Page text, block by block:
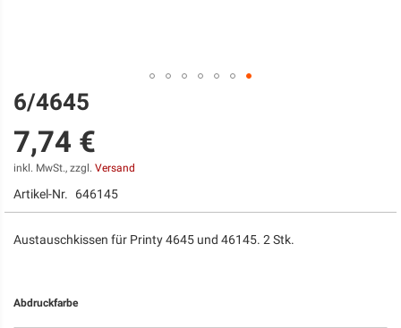
Zum
Anfang
der
Bildgalerie
springen
6/4645
7,74 €
inkl. MwSt., zzgl. Versand
Artikel-Nr. 646145
Austauschkissen für Printy 4645 und 46145. 2 Stk.
Abdruckfarbe